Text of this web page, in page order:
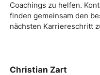
Coachings zu helfen.
finden gemeinsam den
nächsten Karriereschritt
Christian Zart